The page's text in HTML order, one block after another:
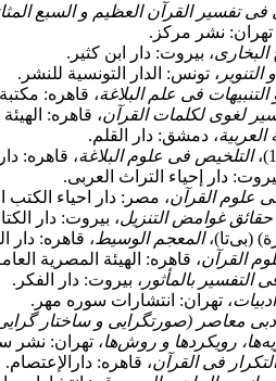
فی تفسیر القرآن العظیم و السبع
تهران: نشر مرکز.
، بیروت: دار ابن کثیر.
التنویر ، تونس: الدار التونسیة للنشر.
فی علم البلاغة، قاهره:
لغوی لکلمات القرآن، قاهره:
العربیة، دمشق: دار القلم.
التلخیص فی علوم البلاغة، قاهره:
دار إحیاء التراث العربی.
علوم القرآن، مصر: دار احیاء الکتب
غوامض التنزیل، بیروت: دار
(بی‌تا)،المعجم الوسیط، قاهره: دار
القرآن، قاهره: الهیئة المصریة
التفسیر بالمأثور ، بیروت: دار الفکر.
، تهران: انتشارات سوره مهر.
معاصر (صورتگرایی و ساختار
رویکردها و روش‌ها، تهران: نشر
فی القرآن، قاهره: دارالإعتصام.